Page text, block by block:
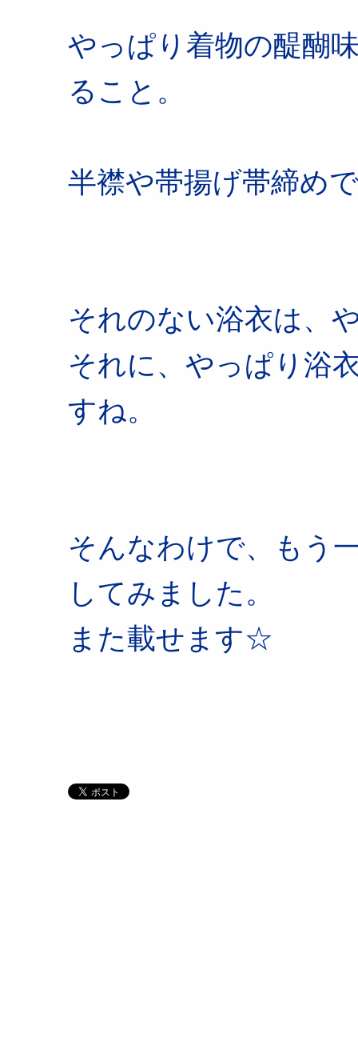
やっぱり着物の醍醐
ること。
半襟や帯揚げ帯締め
それのない浴衣は、
それに、やっぱり浴
すね。
そんなわけで、もう
してみました。
また載せます☆